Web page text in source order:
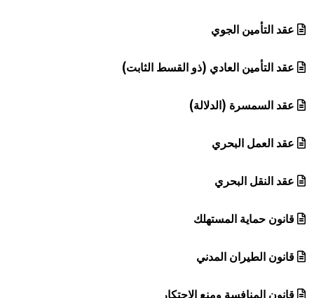
عقد التأمين الجوي
عقد التأمين العادي (ذو القسط الثابت)
عقد السمسرة (الدلالة)
عقد العمل البحري
عقد النقل البحري
قانون حماية المستهلك
قانون الطيران المدني